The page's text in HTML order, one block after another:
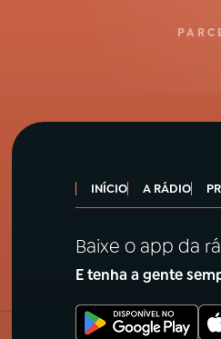
INÍCIO A RÁDIO
Baixe o app da
E tenha a gente